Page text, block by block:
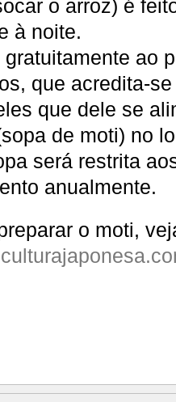
o arroz) é
à noite.
ao
que acredita-
que dele se
de moti) no
será restrita
anualmente.
o moti,